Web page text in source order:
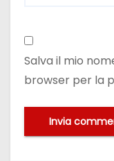
Salva il mio
browser per la